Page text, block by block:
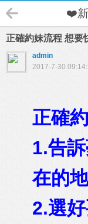
❤️新
正確約妹流程 想要
admin
2017-7-30
正確
1.告
在的
2.選